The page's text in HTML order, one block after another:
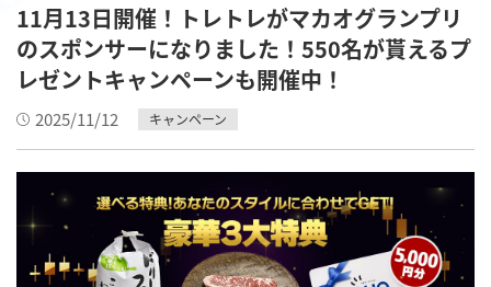
11月13日開催！トレトレがマカオグランプリ
のスポンサーになりました！550名が貰えるプ
レゼントキャンペーンも開催中！
2025/11/12 キャンペーン